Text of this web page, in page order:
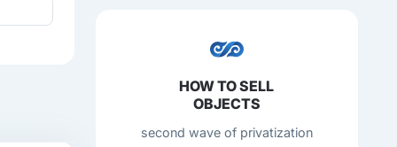
HOW TO SELL
OBJECTS
second wave of privatization